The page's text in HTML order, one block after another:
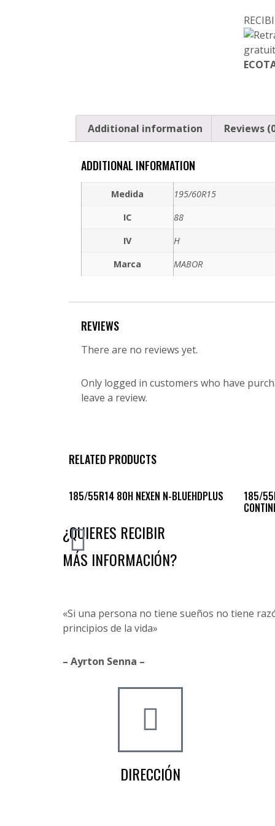
Additional information Reviews
ADDITIONAL INFORMATION
Medida
195/60R15
IC
88
IV
H
Marca
MABOR
REVIEWS
There are no reviews yet.
Only logged in customers who have
leave a review.
RELATED PRODUCTS
185/55R14 80H NEXEN N-BLUEHDPLUS 185/
¿QUIERES RECIBIR
MÁS INFORMACIÓN?
«Si una persona no tiene sueños no tiene
principios de la vida»
– Ayrton Senna –
DIRECCIÓN